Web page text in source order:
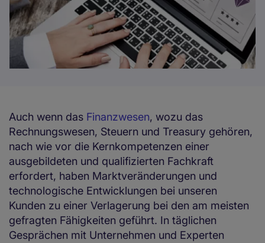
Auch wenn das Finanzwesen, wozu das
Rechnungswesen, Steuern und Treasury gehören,
nach wie vor die Kernkompetenzen einer
ausgebildeten und qualifizierten Fachkraft
erfordert, haben Marktveränderungen und
technologische Entwicklungen bei unseren
Kunden zu einer Verlagerung bei den am meisten
gefragten Fähigkeiten geführt. In täglichen
Gesprächen mit Unternehmen und Experten